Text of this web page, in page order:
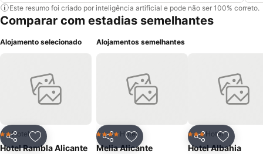
Este resumo foi criado por inteligência artificial e pode não ser 100% correto.
Comparar com estadias semelhantes
Alojamento selecionado
PartilharAdicionar aos favoritos
2 Estrelas
Hotel
Hotel Rambla Alicante
Alojamentos semelhantes
PartilharAdicionar aos favoritos
4 EstrelasHotel
Melia Alicante
Partilhar
3 Estrelas
Hotel
Hotel Albahia